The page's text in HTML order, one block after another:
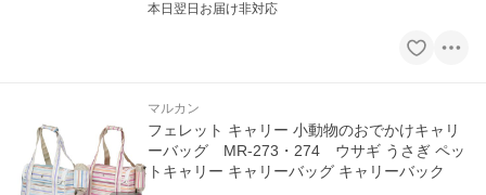
本日翌日お届け非対応
マルカン
フェレット キャリー 小動物のおでかけキャリ
ーバッグ MR-273・274 ウサギ うさぎ ペッ
トキャリー キャリーバッグ キャリーバック